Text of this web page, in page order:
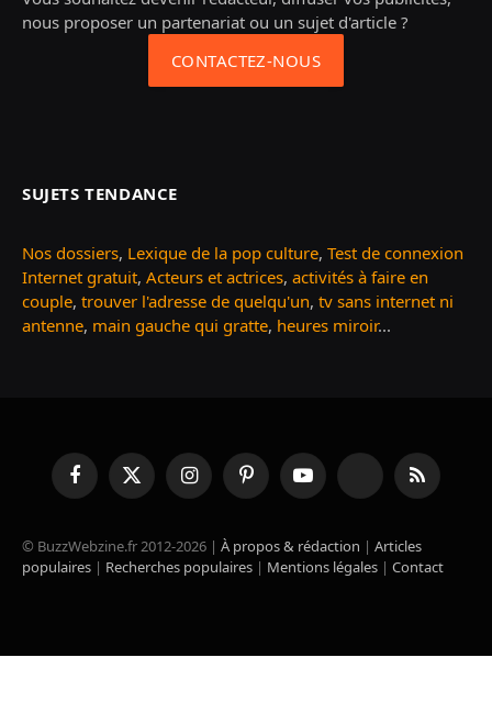
nous proposer un partenariat ou un sujet d'article ?
CONTACTEZ-NOUS
SUJETS TENDANCE
Nos dossiers, Lexique de la pop culture, Test de connexion
Internet gratuit, Acteurs et actrices, activités à faire en
couple, trouver l'adresse de quelqu'un, tv sans internet ni
antenne, main gauche qui gratte, heures miroir...
FacebookX
(Twitter)
InstagramPinterestYouTube TikTok RSS
© BuzzWebzine.fr 2012-2026 | À propos & rédaction | Articles
populaires | Recherches populaires | Mentions légales | Contact